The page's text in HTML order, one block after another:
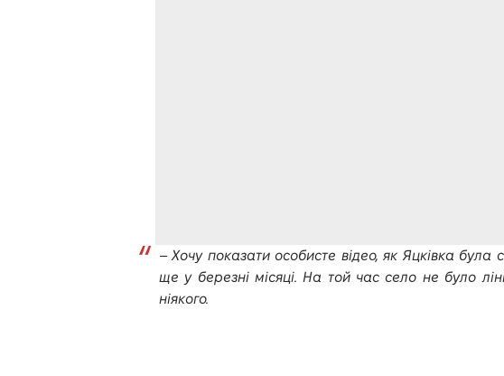
–Хочу показати особисте відео, як Яцківка
ще у березні місяці. На той час село не було
ніякого.